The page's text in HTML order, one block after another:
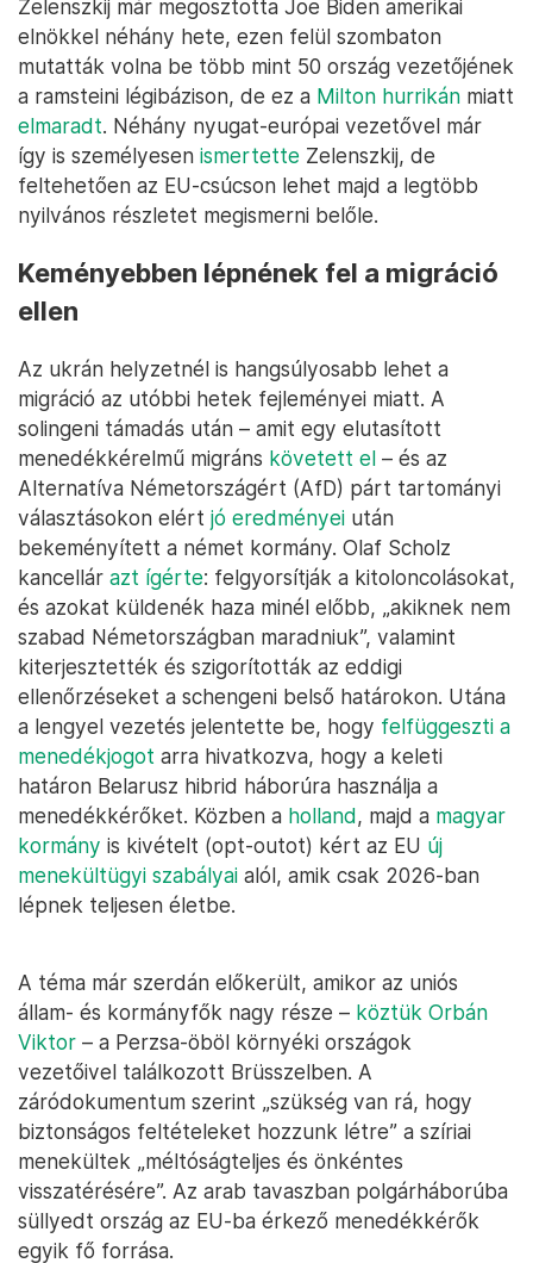
Zelenszkij már megosztotta Joe Biden amerikai
elnökkel néhány hete, ezen felül szombaton
mutatták volna be több mint 50 ország vezetőjének
a ramsteini légibázison, de ez a Milton hurrikán miatt
elmaradt. Néhány nyugat-európai vezetővel már
így is személyesen ismertette Zelenszkij, de
feltehetően az EU-csúcson lehet majd a legtöbb
nyilvános részletet megismerni belőle.
Keményebben lépnének fel a migráció
ellen
Az ukrán helyzetnél is hangsúlyosabb lehet a
migráció az utóbbi hetek fejleményei miatt. A
solingeni támadás után – amit egy elutasított
menedékkérelmű migráns követett el – és az
Alternatíva Németországért (AfD) párt tartományi
választásokon elért jó eredményei után
bekeményített a német kormány. Olaf Scholz
kancellár azt ígérte: felgyorsítják a kitoloncolásokat,
és azokat küldenék haza minél előbb, „akiknek nem
szabad Németországban maradniuk”, valamint
kiterjesztették és szigorították az eddigi
ellenőrzéseket a schengeni belső határokon. Utána
a lengyel vezetés jelentette be, hogy felfüggeszti a
menedékjogot arra hivatkozva, hogy a keleti
határon Belarusz hibrid háborúra használja a
menedékkérőket. Közben a holland, majd a magyar
kormány is kivételt (opt-outot) kért az EU új
menekültügyi szabályai alól, amik csak 2026-ban
lépnek teljesen életbe.
A téma már szerdán előkerült, amikor az uniós
állam- és kormányfők nagy része – köztük Orbán
Viktor – a Perzsa-öböl környéki országok
vezetőivel találkozott Brüsszelben. A
záródokumentum szerint „szükség van rá, hogy
biztonságos feltételeket hozzunk létre” a szíriai
menekültek „méltóságteljes és önkéntes
visszatérésére”. Az arab tavaszban polgárháborúba
süllyedt ország az EU-ba érkező menedékkérők
egyik fő forrása.